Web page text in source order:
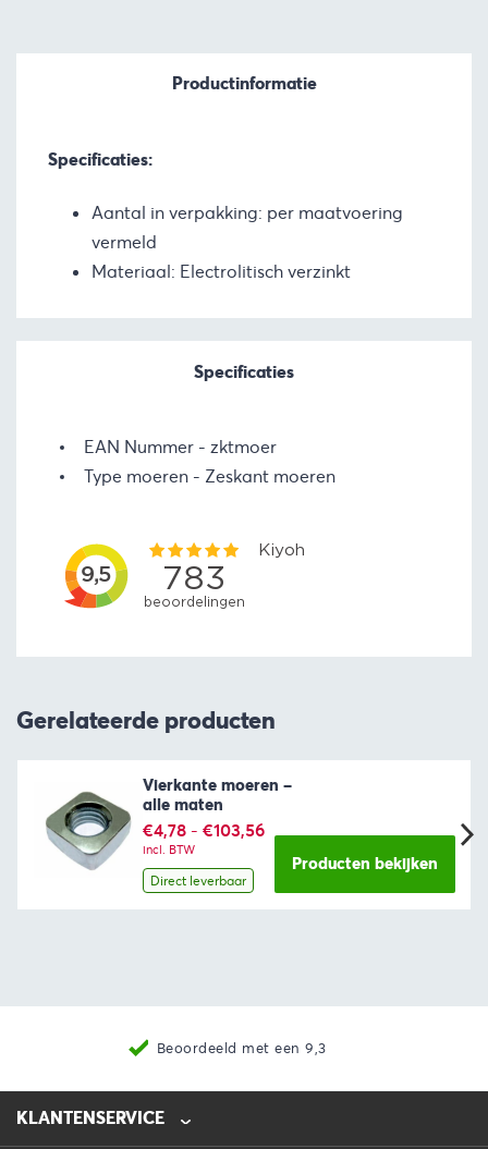
Productinformatie
Specificaties:
Aantal in verpakking: per maatvoering
vermeld
Materiaal: Electrolitisch verzinkt
Specificaties
EAN Nummer
zktmoer
Type moeren
Zeskant moeren
Gerelateerde producten
Vierkante moeren –
alle maten
€4,78 - €103,56Prijsklasse:
incl. BTW
Direct leverbaar
Producten bekijken
KLANTENSERVICE